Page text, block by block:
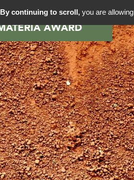
By continuing to scroll,you are